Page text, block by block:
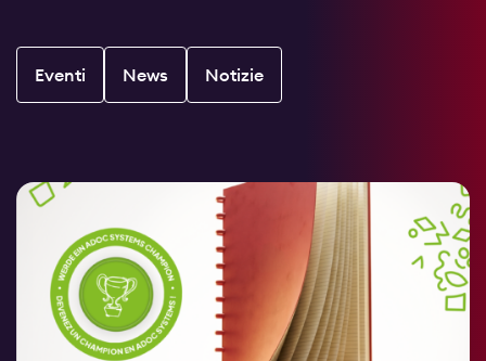
Eventi News Notizie